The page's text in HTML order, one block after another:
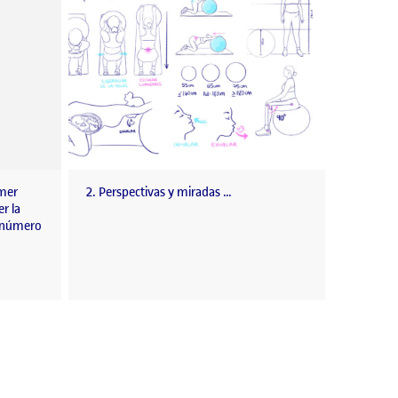
la
2. Perspectivas y miradas …